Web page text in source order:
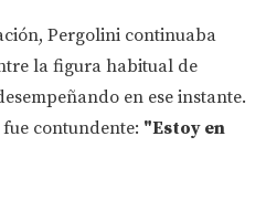
Pergolini continuaba
la figura habitual de
en ese instante.
contundente: "Estoy en